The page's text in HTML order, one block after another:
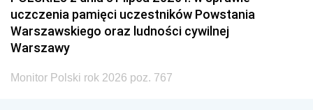
uczczenia pamięci uczestników Powstania
Warszawskiego oraz ludności cywilnej
Warszawy
Monitor Polski rok 2026 poz. 767